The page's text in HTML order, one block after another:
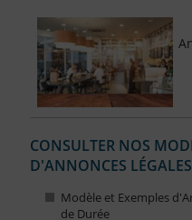
CONSULTER NOS
D'ANNONCES LÉGALES
Modèle et Exemples
de Durée